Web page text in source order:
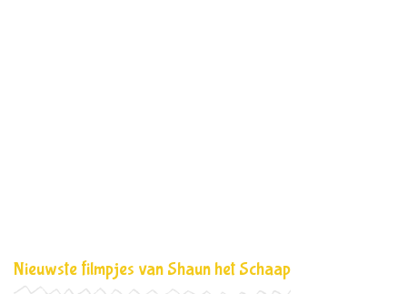
Nieuwste filmpjes van Shaun het Schaap